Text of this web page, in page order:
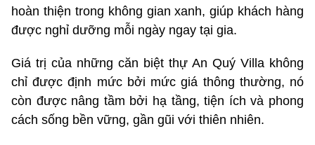
hoàn thiện trong không gian xanh, giúp khách hàng
được nghỉ dưỡng mỗi ngày ngay tại gia.
Giá trị của những căn biệt thự An Quý Villa không
chỉ được định mức bởi mức giá thông thường, nó
còn được nâng tầm bởi hạ tầng, tiện ích và phong
cách sống bền vững, gần gũi với thiên nhiên.